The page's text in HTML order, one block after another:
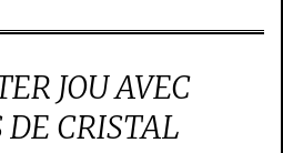
JOU AVEC
DE CRISTAL